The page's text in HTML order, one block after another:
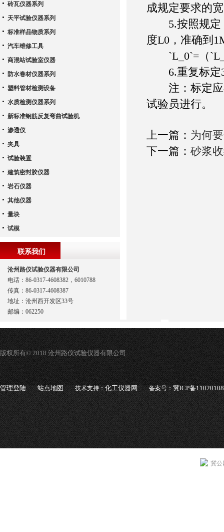
成规定要求的
5.按照规定，
度L0，准确到
`L_0`=（
6.重复标定3
注：标定应
试验员进行。
上一篇： 为何
下一篇： 砂浆
砖瓦仪器系列
天平试验仪器系列
标准样品物质系列
汽车维修工具
商混站试验室仪器
防水卷材仪器系列
塑料管材检测设备
水质检测仪器系列
新标准钢筋反复弯曲试验机
渗透仪
夹具
试验装置
建筑密封胶仪器
岩石仪器
其他仪器
量块
试模
联系我们
沧州路仪试验仪器有限公司
电话：86-0317-4608382，6010788
传真：86-0317-4608387
地址：沧州西开发区33号
邮编：062250
版权所有© 2018 沧州路仪试验仪器有限公司
管理登陆 站点地图 技术支持：化工仪器网 备案号：冀ICP备
冀公